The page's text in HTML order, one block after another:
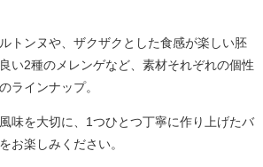
トンヌや、ザクザクとした食感が楽しい胚
い2種のメレンゲなど、素材それぞれの個性
ラインナップ。
味を大切に、1つひとつ丁寧に作り上げたバ
お楽しみください。